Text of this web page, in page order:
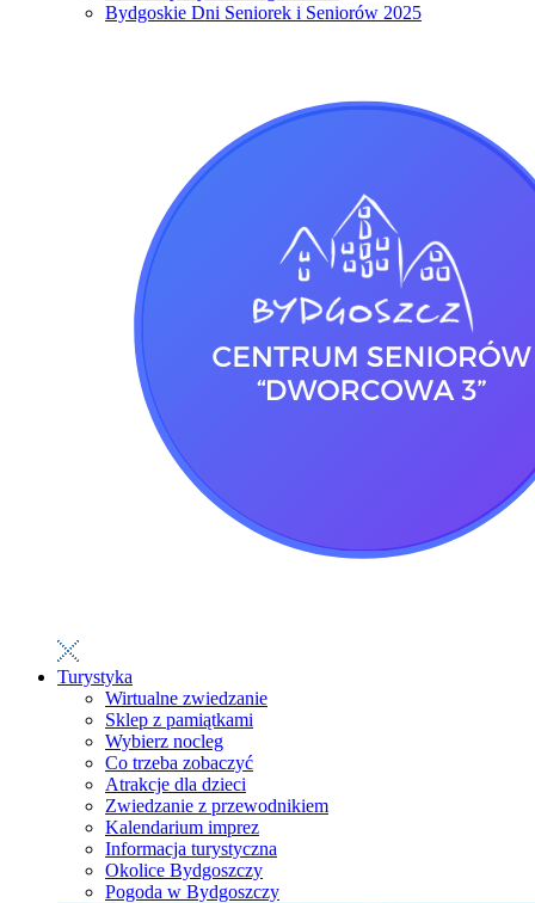
Bydgoskie Dni Seniorek i Seniorów 2025
Turystyka
Wirtualne zwiedzanie
Sklep z pamiątkami
Wybierz nocleg
Co trzeba zobaczyć
Atrakcje dla dzieci
Zwiedzanie z przewodnikiem
Kalendarium imprez
Informacja turystyczna
Okolice Bydgoszczy
Pogoda w Bydgoszczy